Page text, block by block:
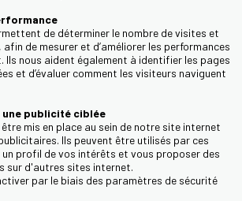
de déterminer le nombre de visites et
de mesurer et d’améliorer les performances
Ils nous aident également à identifier les pages
et d’évaluer comment les visiteurs naviguent
une publicité ciblée
mis en place au sein de notre site internet
Ils peuvent être utilisés par ces
profil de vos intérêts et vous proposer des
sur d'autres sites internet.
par le biais des paramètres de sécurité